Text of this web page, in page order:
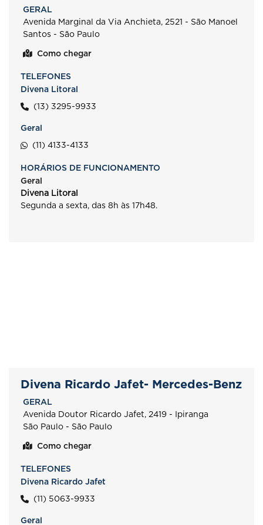
GERAL
Avenida Marginal da Via Anchieta, 2521 - São Manoel
Santos - São Paulo
Como chegar
TELEFONES
Divena Litoral
(13) 3295-9933
Geral
(11) 4133-4133
HORÁRIOS DE FUNCIONAMENTO
Geral
Divena Litoral
Segunda a sexta, das 8h às 17h48.
Divena Ricardo Jafet- Mercedes-Benz
GERAL
Avenida Doutor Ricardo Jafet, 2419 - Ipiranga
São Paulo - São Paulo
Como chegar
TELEFONES
Divena Ricardo Jafet
(11) 5063-9933
Geral